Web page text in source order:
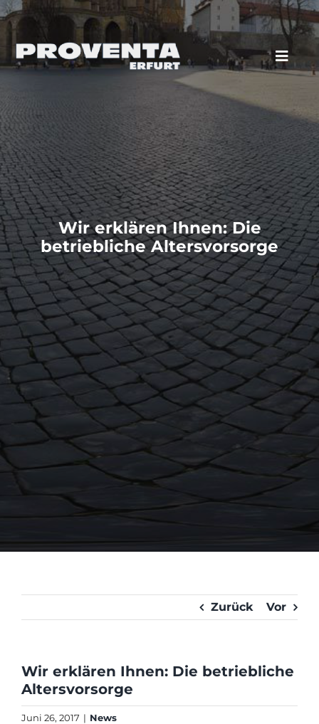
Zum
Inhalt
springen
Kundenstimmen
Produktpalette
Aktuelles
Karriere
Kontakt
HEK- Hanseatische Krankenkasse
Direktschutz
Wir erklären Ihnen: Die
betriebliche Altersvorsorge
Zurück Vor
Wir erklären Ihnen: Die betriebliche
Altersvorsorge
Juni 26, 2017 | News